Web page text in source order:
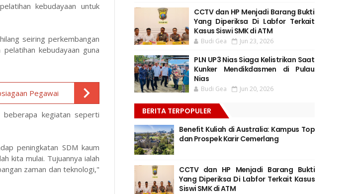
kebudayaan untuk
seiring perkembangan
kebudayaan guna
Pegawai
beberapa kegiatan seperti
peningkatan SDM kaum
kita mulai. Tujuannya ialah
zaman dan teknologi,"
CCTV dan HP Menjadi Barang Bukti
Yang Diperiksa Di Labfor Terkait
Kasus Siswi SMK di ATM
Budi Gea Jun 23, 2026
PLN UP3 Nias Siaga Kelistrikan Saat
Kunker Mendikdasmen di Pulau
Nias
Budi Gea Jun 20, 2026
BERITA TERPOPULER
Benefit Kuliah di Australia: Kampus Top
dan Prospek Karir Cemerlang
CCTV dan HP Menjadi Barang Bukti
Yang Diperiksa Di Labfor Terkait Kasus
Siswi SMK di ATM